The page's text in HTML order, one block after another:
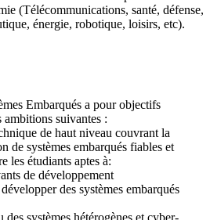
(Télécommunications, santé, défense,
énergie, robotique, loisirs, etc).
Embarqués a pour objectifs
suivantes :
de haut niveau couvrant la
de systèmes embarqués fiables et
les étudiants aptes à:
de développement
des systèmes embarqués
systèmes hétérogènes et cyber-